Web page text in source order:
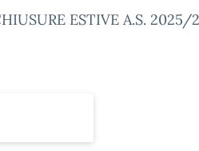
ESTIVE A.S. 2025/